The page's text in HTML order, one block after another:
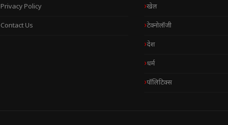
Privacy Policy
Contact Us
खेल
टेक्नोलॉजी
देश
धर्म
पॉलिटिक्स